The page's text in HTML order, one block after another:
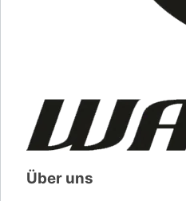
Über uns